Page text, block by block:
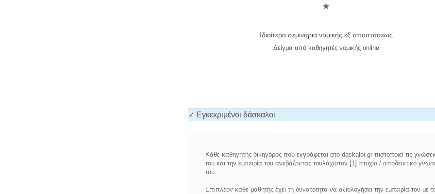
Ιδιαίτερα σεμινάρια νομικής εξ’ αποστάσεως
Δείγμα από καθηγητές νομικής online
✓ Εγκεκριμένοι δάσκαλοι
Κάθε καθηγητής δικηγόρος που εγγράφεται στο daskaloi.gr πιστοποιεί τις
του και την εμπειρία του ανεβάζοντας τουλάχιστον [1] πτυχίο / αποδεικτικό
του.
Επιπλέον κάθε μαθητής έχει τη δυνατότητα να αξιολογήσει την εμπειρία του με